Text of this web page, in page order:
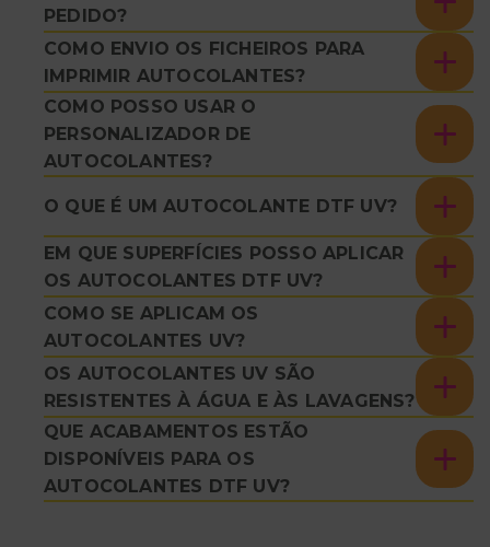
PEDIDO?
COMO ENVIO OS FICHEIROS PARA
IMPRIMIR AUTOCOLANTES?
COMO POSSO USAR O
PERSONALIZADOR DE
AUTOCOLANTES?
O QUE É UM AUTOCOLANTE DTF UV?
EM QUE SUPERFÍCIES POSSO APLICAR
OS AUTOCOLANTES DTF UV?
COMO SE APLICAM OS
AUTOCOLANTES UV?
OS AUTOCOLANTES UV SÃO
RESISTENTES À ÁGUA E ÀS LAVAGENS?
QUE ACABAMENTOS ESTÃO
DISPONÍVEIS PARA OS
AUTOCOLANTES DTF UV?